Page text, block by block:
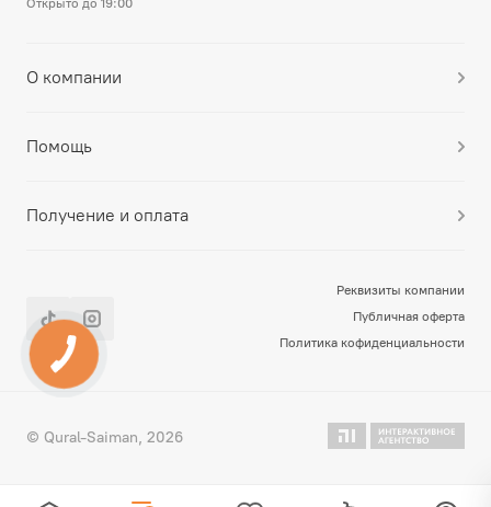
О компании
Помощь
Получение и оплата
Реквизиты компании
Публичная оферта
Политика кофиденциальности
© Qural-Saiman, 2026